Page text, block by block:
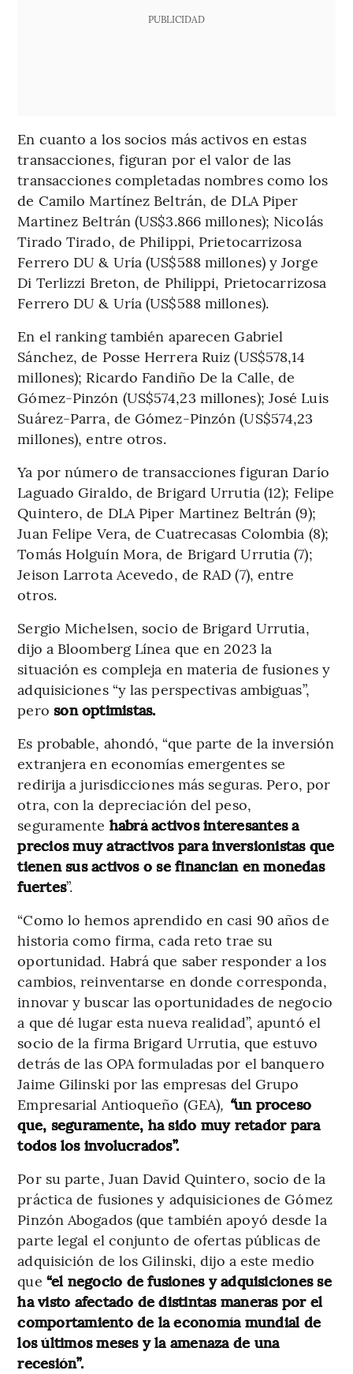
PUBLICIDAD
En cuanto a los socios más activos en estas
transacciones, figuran por el valor de las
transacciones completadas nombres como los
de Camilo Martínez Beltrán, de DLA Piper
Martinez Beltrán (US$3.866 millones); Nicolás
Tirado Tirado, de Philippi, Prietocarrizosa
Ferrero DU & Uría (US$588 millones) y Jorge
Di Terlizzi Breton, de Philippi, Prietocarrizosa
Ferrero DU & Uría (US$588 millones).
En el ranking también aparecen Gabriel
Sánchez, de Posse Herrera Ruiz (US$578,14
millones); Ricardo Fandiño De la Calle, de
Gómez-Pinzón (US$574,23 millones); José Luis
Suárez-Parra, de Gómez-Pinzón (US$574,23
millones), entre otros.
Ya por número de transacciones figuran Darío
Laguado Giraldo, de Brigard Urrutia (12); Felipe
Quintero, de DLA Piper Martinez Beltrán (9);
Juan Felipe Vera, de Cuatrecasas Colombia (8);
Tomás Holguín Mora, de Brigard Urrutia (7);
Jeison Larrota Acevedo, de RAD (7), entre
otros.
Sergio Michelsen, socio de Brigard Urrutia,
dijo a Bloomberg Línea que en 2023 la
situación es compleja en materia de fusiones y
adquisiciones “y las perspectivas ambiguas”,
pero son optimistas.
Es probable, ahondó, “que parte de la inversión
extranjera en economías emergentes se
redirija a jurisdicciones más seguras. Pero, por
otra, con la depreciación del peso,
seguramente habrá activos interesantes a
precios muy atractivos para inversionistas que
tienen sus activos o se financian en monedas
fuertes”.
“Como lo hemos aprendido en casi 90 años de
historia como firma, cada reto trae su
oportunidad. Habrá que saber responder a los
cambios, reinventarse en donde corresponda,
innovar y buscar las oportunidades de negocio
a que dé lugar esta nueva realidad”, apuntó el
socio de la firma Brigard Urrutia, que estuvo
detrás de las OPA formuladas por el banquero
Jaime Gilinski por las empresas del Grupo
Empresarial Antioqueño (GEA), “un proceso
que, seguramente, ha sido muy retador para
todos los involucrados”.
Por su parte, Juan David Quintero, socio de la
práctica de fusiones y adquisiciones de Gómez
Pinzón Abogados (que también apoyó desde la
parte legal el conjunto de ofertas públicas de
adquisición de los Gilinski, dijo a este medio
que “el negocio de fusiones y adquisiciones se
ha visto afectado de distintas maneras por el
comportamiento de la economía mundial de
los últimos meses y la amenaza de una
recesión”.